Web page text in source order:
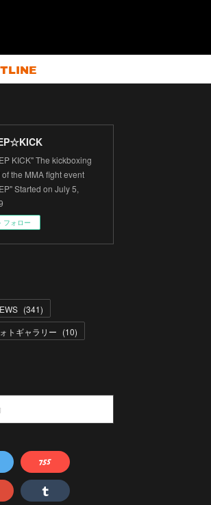
KICK" The kickboxing
the MMA fight event
Started on July 5,
フォロー
(341)
トギャラリー (10)